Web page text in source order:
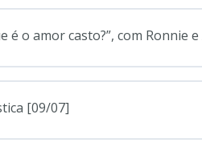
é o amor casto?”, com Ronnie
[09/07]